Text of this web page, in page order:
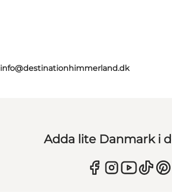
info@destinationhimmerland.dk
Adda lite Danmark i